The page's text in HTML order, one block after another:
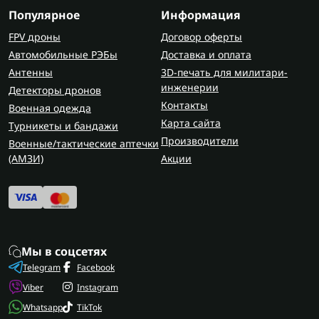
Это означает:
меньше потерь времени;
удобное хранение;
готовность к разным задачам;
порядок в комплекте.
Если набор гаечных ключей подобран грамотно,
вы закрываете большинство стандартных работ
Типы наборов гаечных ключей
Разница - в профиле и сфере применения.
Комбинированный вариант сочетает открытый и
накидной профиль. Некоторые наборы содержат
Популярное
FPV дроны
Автомобильные РЭБы
Антенны
Детекторы дронов
Военная одежда
Турникеты и бандажи
Военные/тактические аптечки
(AMЗИ)
Информация
Договор оферты
Доставка и оплата
3D-печать для милитари-
инженерии
Контакты
Карта сайта
Производители
Акции
Мы в соцсетях
Telegram
Viber
Whatsapp
Facebook
Instagram
TikTok